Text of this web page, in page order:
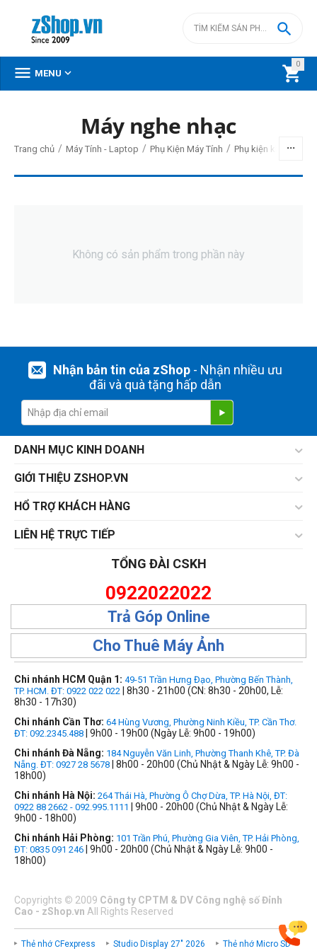
0


 MENU 
Máy nghe nhạc
Trang chủ / Máy Tính - Laptop / Phụ Kiện Máy Tính / Phụ kiện khác /
Không có sản phẩm trong phần này
Nhận bản tin của zShop- Nhận nhiều ưu
đãi và quà tặng hấp dẫn
DANH MỤC KINH DOANH
GIỚI THIỆU ZSHOP.VN
HỔ TRỢ KHÁCH HÀNG
LIÊN HỆ TRỰC TIẾP
TỔNG ĐÀI CSKH
0922022022
Trả Góp Online
Cho Thuê Máy Ảnh
Chi nhánh HCM Quận 1: 49-51 Trần Hưng Đạo, Phường Bến Thành,
TP. HCM. ĐT: 0922 022 022 | 8h30 - 21h00 (CN: 8h30 - 20h00, Lễ:
8h30 - 17h30)
Chi nhánh Cần Thơ: 64 Hùng Vương, Phường Ninh Kiều, TP. Cần Thơ.
ĐT: 092.2345.488 | 9h00 - 19h00 (Ngày Lễ: 9h00 - 19h00)
Chi nhánh Đà Nẵng: 184 Nguyễn Văn Linh, Phường Thanh Khê, TP. Đà
Nẵng. ĐT: 0927 28 5678 | 8h00 - 20h00 (Chủ Nhật & Ngày Lễ: 9h00 -
18h00)
Chi nhánh Hà Nội: 264 Thái Hà, Phường Ô Chợ Dừa, TP. Hà Nội, ĐT:
0922 88 2662 - 092.995.1111
| 9h00 - 20h00 (Chủ Nhật & Ngày Lễ:
9h00 - 18h00)
Chi nhánh Hải Phòng: 101 Trần Phú, Phường Gia Viên, TP. Hải Phòng,
ĐT: 0835 091 246 | 9h00 - 20h00 (Chủ Nhật & Ngày Lễ: 9h00 -
18h00)
Copyrights © 2009 Công ty CPTM & DV Công nghệ số Đỉnh
Cao - zShop.vn All Rights Reserved
Thẻ nhớ CFexpress Studio Display 27" 2026 Thẻ nhớ Micro SD